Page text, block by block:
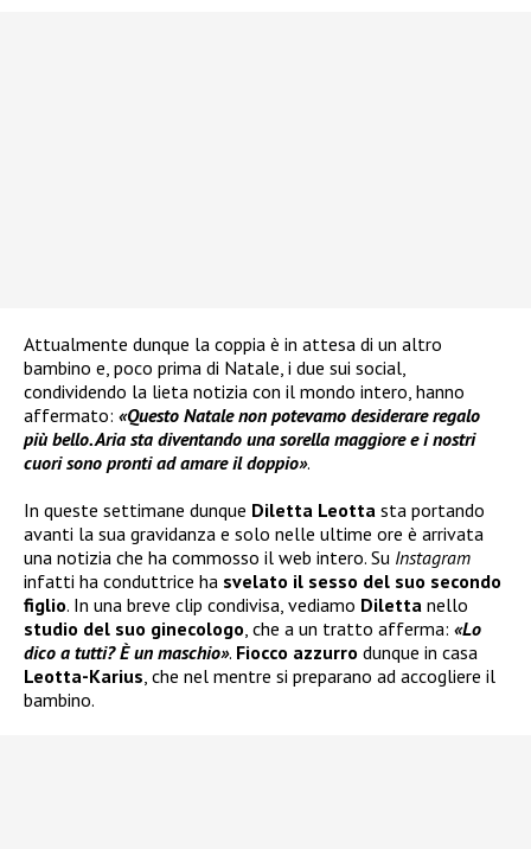
Attualmente dunque la coppia è in attesa di un altro
bambino e, poco prima di Natale, i due sui social,
condividendo la lieta notizia con il mondo intero, hanno
affermato: «Questo Natale non potevamo desiderare regalo
più bello. Aria sta diventando una sorella maggiore e i nostri
cuori sono pronti ad amare il doppio».
In queste settimane dunque Diletta Leotta sta portando
avanti la sua gravidanza e solo nelle ultime ore è arrivata
una notizia che ha commosso il web intero. Su Instagram
infatti ha conduttrice ha svelato il sesso del suo secondo
figlio. In una breve clip condivisa, vediamo Diletta nello
studio del suo ginecologo, che a un tratto afferma: «Lo
dico a tutti? È un maschio». Fiocco azzurro dunque in casa
Leotta-Karius, che nel mentre si preparano ad accogliere il
bambino.